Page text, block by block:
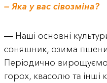
— Яка у вас сівозміна?
― Наші основні
соняшник, озима
Періодично вирощуємо
горох, квасолю та інші